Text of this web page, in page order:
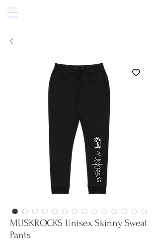
MUSKROCKS Unisex Skinny Sweat
Pants